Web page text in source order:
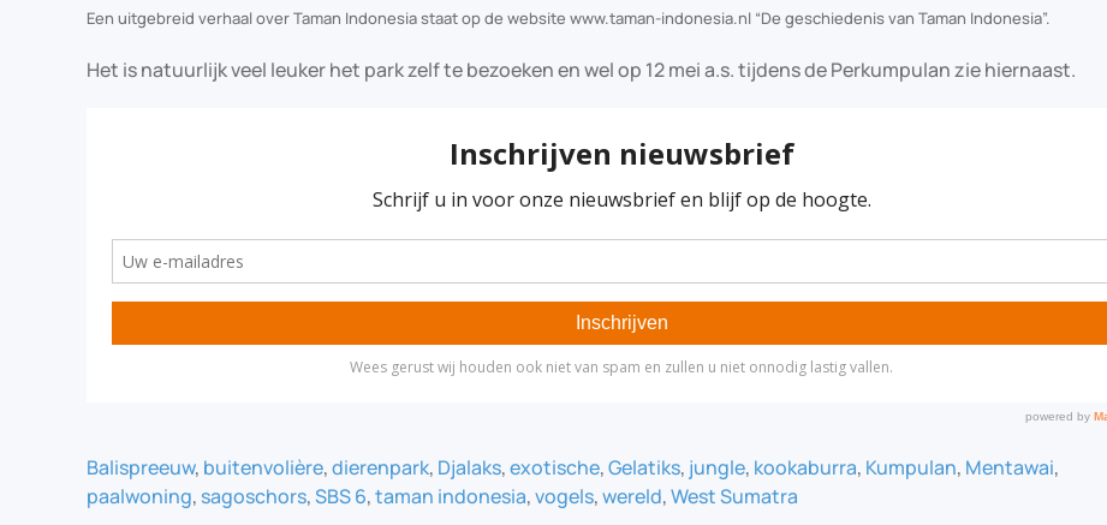
Een uitgebreid verhaal over Taman Indonesia staat op de website www.taman-indonesia.nl “De geschiedenis van Taman Indonesia”.
Het is natuurlijk veel leuker het park zelf te bezoeken en wel op 12 mei a.s. tijdens de Perkumpulan zie hiernaast.
Balispreeuw, buitenvolière,dierenpark, Djalaks,exotische,Gelatiks, jungle, kookaburra, Kumpulan, Mentawai,
paalwoning, sagoschors,SBS 6,taman indonesia,vogels,wereld,West Sumatra